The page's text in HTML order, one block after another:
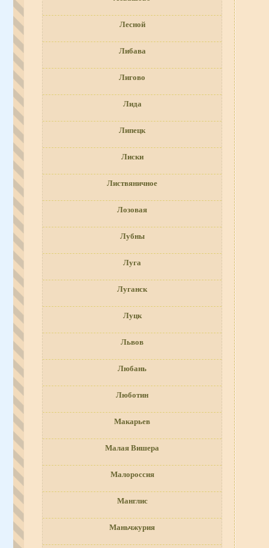
Лесной
Либава
Лигово
Лида
Липецк
Лиски
Листвяничное
Лозовая
Лубны
Луга
Луганск
Луцк
Львов
Любань
Люботин
Макарьев
Малая Вишера
Малороссия
Манглис
Маньчжурия